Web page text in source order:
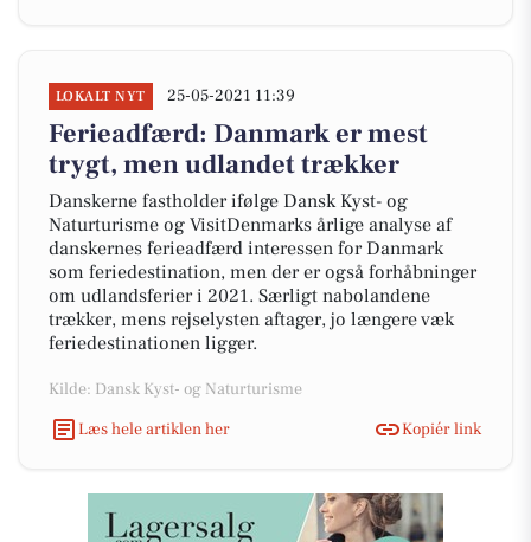
LOKALT NYT 25-05-2021 11:39
Ferieadfærd: Danmark er mest
trygt, men udlandet trækker
Danskerne fastholder ifølge Dansk Kyst- og
Naturturisme og VisitDenmarks årlige analyse af
danskernes ferieadfærd interessen for Danmark
som feriedestination, men der er også forhåbninger
om udlandsferier i 2021. Særligt nabolandene
trækker, mens rejselysten aftager, jo længere væk
feriedestinationen ligger.
Kilde: Dansk Kyst- og Naturturisme
Læs hele artiklen her
Kopiér link